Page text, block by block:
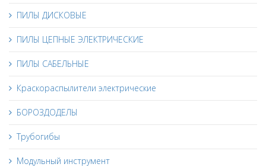
ПИЛЫ ДИСКОВЫЕ
ПИЛЫ ЦЕПНЫЕ ЭЛЕКТРИЧЕСКИЕ
ПИЛЫ САБЕЛЬНЫЕ
Краскораспылители электрические
БОРОЗДОДЕЛЫ
Трубогибы
Модульный инструмент